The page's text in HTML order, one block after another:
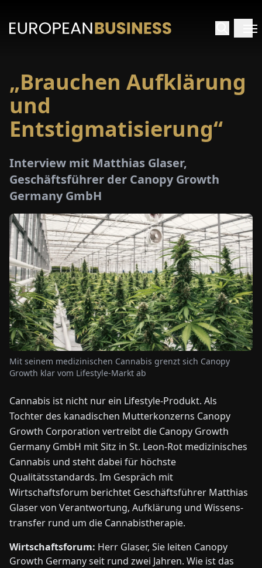
PAPER
NEWS
ÜBER
UNS
ENDEFRES ITNLPLHU
KONTAKT
ZU
„Brauchen Aufklärung
und
Entstigmatisierung“
Interview mit Matthias Glaser,
Geschäftsführer der Canopy Growth
Germany GmbH
Mit seinem medizinischen Cannabis grenzt sich Canopy
Growth klar vom Lifestyle-Markt ab
Cannabis ist nicht nur ein Lifestyle-Produkt. Als
Tochter des kanadischen Mutterkonzerns Canopy
Growth Corporation vertreibt die Canopy Growth
Germany GmbH mit Sitz in St. Leon-Rot medizinisches
Cannabis und steht dabei für höchste
Qualitätsstandards. Im Gespräch mit
Wirtschaftsforum berichtet Geschäftsführer Matthias
Glaser von Verantwortung, Aufklärung und Wissens­
transfer rund um die Cannabistherapie.
Wirtschaftsforum: Herr Glaser, Sie leiten Canopy
Growth Germany seit rund zwei Jahren. Wie ist das